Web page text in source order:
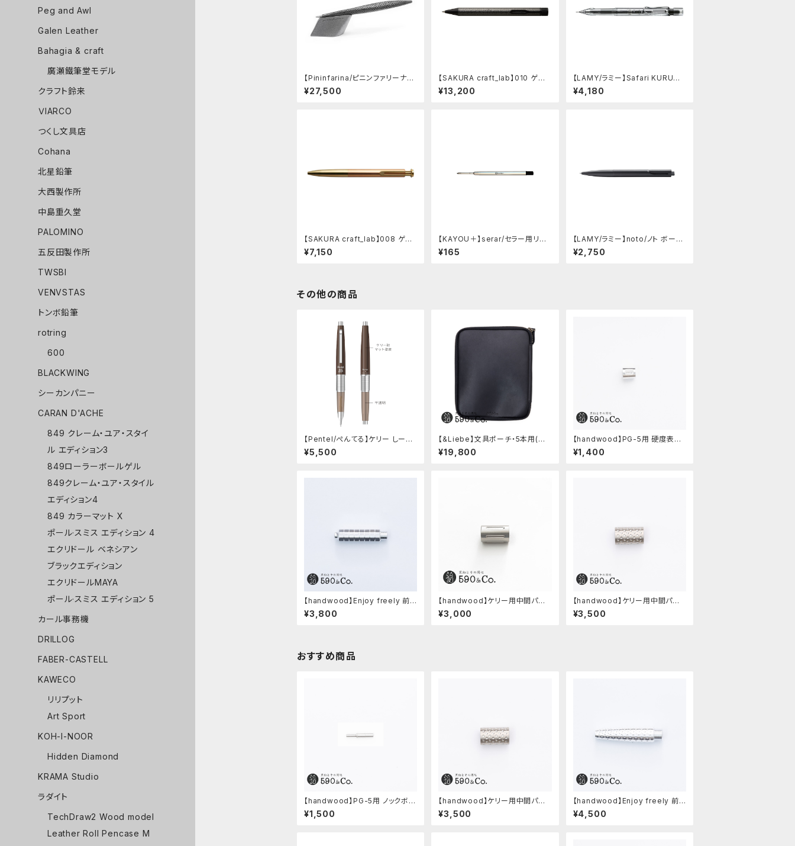
【Pininfarina/ピニンファリーナ】S
peedform (チタン)
¥27,500
【SAKURA craft_lab】010 ゲル
インキボールペン (ハンマートーン
チャコール)
¥13,200
【LAMY/ラミー】Safari KURUTO
GA inside シャープペンシル (ビ
スタ)
¥4,180
【SAKURA craft_lab】008 ゲル
インキボールペン (アシッドピンク)
¥7,150
【KAYOU＋】serar/セラー用リフィ
ル
¥165
【LAMY/ラミー】noto/ノト ボール
ペン・限定色 (オールブラック)
¥2,750
その他の商品
【Pentel/ぺんてる】ケリー しーさ
ーコラボ限定カラー
¥5,500
【&Liebe】文具ポーチ・5本用(ス
ムースブラック)
¥19,800
【handwood】PG-5用 硬度表示
窓 (アルミ/長方形)
¥1,400
【handwood】Enjoy freely 前
軸・八角形ストレート(ジュラルミ
ン)
¥3,800
【handwood】ケリー用中間パー
ツ/カスタムグリップ (縦溝/ステン
レス)
¥3,000
【handwood】ケリー用中間パー
ツ/カスタムグリップ (ディンプル/ス
テンレス)
¥3,500
おすすめ商品
【handwood】PG-5用 ノックボタ
ン (超々ジュラルミン)
¥1,500
【handwood】ケリー用中間パー
ツ/カスタムグリップ (ディンプル/ス
テンレス)
¥3,500
【handwood】Enjoy freely 前
軸・ディンプル(ジュラルミン)
¥4,500
Peg and Awl
Galen Leather
Bahagia & craft
廣瀬鐵筆堂モデル
クラフト鈴来
ＶIARCO
つくし文具店
Cohana
北星鉛筆
大西製作所
中島重久堂
PALOMINO
五反田製作所
TWSBI
VENVSTAS
トンボ鉛筆
rotring
600
BLACKWING
シーカンパニー
CARAN D'ACHE
849 クレーム・ユア・スタイ
ル エディション3
849ローラーボールゲル
849クレーム・ユア・スタイル
エディション4
849 カラーマット X
ポール·スミス エディション 4
エクリドール ベネシアン
ブラックエディション
エクリドールMAYA
ポール·スミス エディション 5
カール事務機
DRILLOG
FABER-CASTELL
KAWECO
リリプット
Art Sport
KOH-I-NOOR
Hidden Diamond
KRAMA Studio
ラダイト
TechDraw2 Wood model
Leather Roll Pencase M